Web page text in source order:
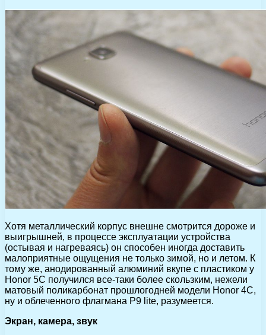
Хотя металлический корпус внешне смотрится дороже и
выигрышней, в процессе эксплуатации устройства
(остывая и нагреваясь) он способен иногда доставить
малоприятные ощущения не только зимой, но и летом. К
тому же, анодированный алюминий вкупе с пластиком у
Honor 5C получился все-таки более скользким, нежели
матовый поликарбонат прошлогодней модели Honor 4C,
ну и облеченного флагмана P9 lite, разумеется.
Экран, камера, звук